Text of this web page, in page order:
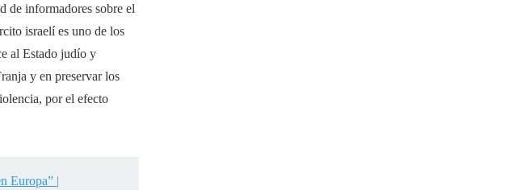
de informadores sobre el
israelí es uno de los
al Estado judío y
y en preservar los
por el efecto
Europa” |